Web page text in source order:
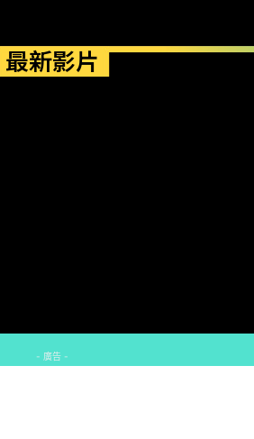
最新影片
- 廣告 -